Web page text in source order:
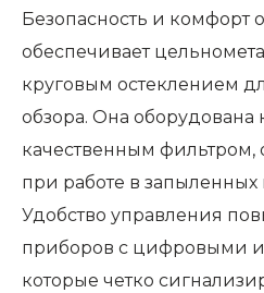
Безопасность и комфорт
обеспечивает
круговым остеклением
обзора. Она
качественным
при работе в
Удобство управления
приборов с цифровыми
которые четко